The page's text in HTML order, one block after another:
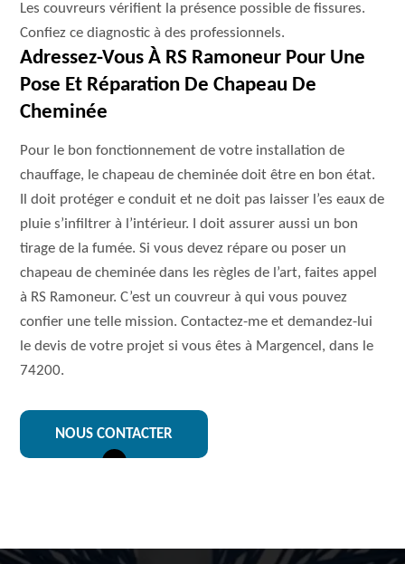
Les couvreurs vérifient la présence possible de fissures.
Confiez ce diagnostic à des professionnels.
Adressez-Vous À RS Ramoneur Pour Une
Pose Et Réparation De Chapeau De
Cheminée
Pour le bon fonctionnement de votre installation de
chauffage, le chapeau de cheminée doit être en bon état.
Il doit protéger e conduit et ne doit pas laisser l’es eaux de
pluie s’infiltrer à l’intérieur. I doit assurer aussi un bon
tirage de la fumée. Si vous devez répare ou poser un
chapeau de cheminée dans les règles de l’art, faites appel
à RS Ramoneur. C’est un couvreur à qui vous pouvez
confier une telle mission. Contactez-me et demandez-lui
le devis de votre projet si vous êtes à Margencel, dans le
74200.
NOUS CONTACTER